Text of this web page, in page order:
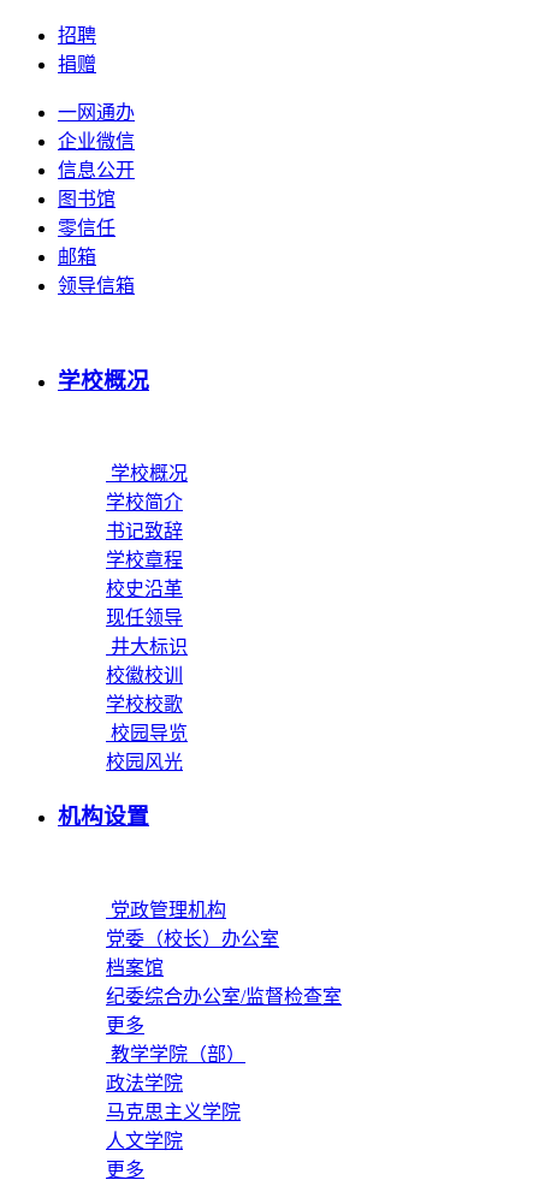
招聘
捐赠
一网通办
企业微信
信息公开
图书馆
零信任
邮箱
领导信箱
学校概况
学校概况
学校简介
书记致辞
学校章程
校史沿革
现任领导
井大标识
校徽校训
学校校歌
校园导览
校园风光
机构设置
党政管理机构
党委（校长）办公室
档案馆
纪委综合办公室/监督检查室
更多
教学学院（部）
政法学院
马克思主义学院
人文学院
更多